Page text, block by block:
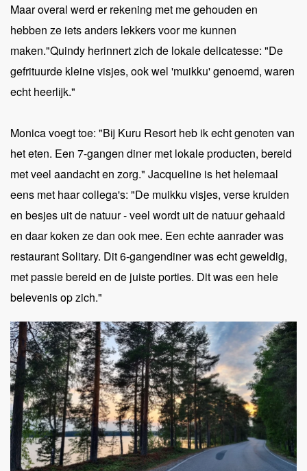
Maar overal werd er rekening met me gehouden en
hebben ze iets anders lekkers voor me kunnen
maken."Quindy herinnert zich de lokale delicatesse: "De
gefrituurde kleine visjes, ook wel 'muikku' genoemd, waren
echt heerlijk."
Monica voegt toe: "Bij Kuru Resort heb ik echt genoten van
het eten. Een 7-gangen diner met lokale producten, bereid
met veel aandacht en zorg." Jacqueline is het helemaal
eens met haar collega's: "De muikku visjes, verse kruiden
en besjes uit de natuur - veel wordt uit de natuur gehaald
en daar koken ze dan ook mee. Een echte aanrader was
restaurant Solitary. Dit 6-gangendiner was echt geweldig,
met passie bereid en de juiste porties. Dit was een hele
belevenis op zich."